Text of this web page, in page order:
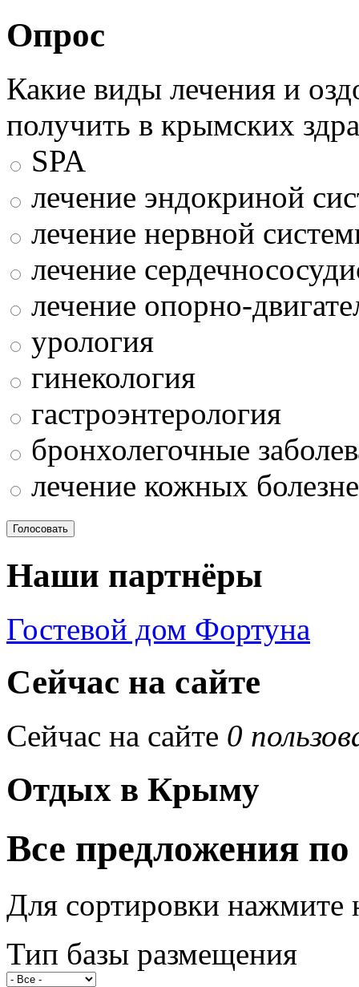
Опрос
Какие виды лечения и
получить в крымских
SPA
лечение эндокриной
лечение нервной
лечение
лечение опорно-
урология
гинекология
гастроэнтерология
бронхолегочные
лечение кожных
Наши партнёры
Гостевой дом Фортуна
Сейчас на сайте
Сейчас на сайте 0
Отдых в Крыму
Все предложения
Для сортировки нажмите
Тип базы размещения